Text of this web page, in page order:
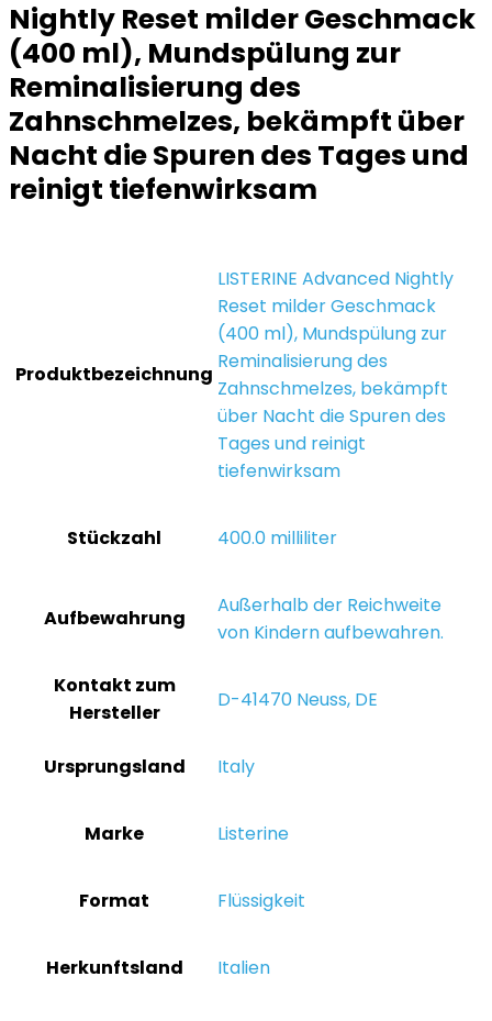
Nightly Reset milder Geschmack
(400 ml), Mundspülung zur
Reminalisierung des
Zahnschmelzes, bekämpft über
Nacht die Spuren des Tages und
reinigt tiefenwirksam
Produktbezeichnung
‎LISTERINE Advanced Nightly
Reset milder Geschmack
(400 ml), Mundspülung zur
Reminalisierung des
Zahnschmelzes, bekämpft
über Nacht die Spuren des
Tages und reinigt
tiefenwirksam
Stückzahl ‎400.0 milliliter
Aufbewahrung
‎Außerhalb der Reichweite
von Kindern aufbewahren.
Kontakt zum
Hersteller
‎D-41470 Neuss, DE
Ursprungsland ‎Italy
Marke ‎Listerine
Format ‎Flüssigkeit
Herkunftsland ‎Italien